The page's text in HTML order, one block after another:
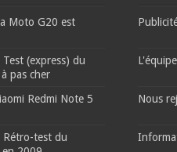
Moto G20 est
Test (express) du
pas cher
Redmi Note 5
Rétro-test du
L'équipe
Nous